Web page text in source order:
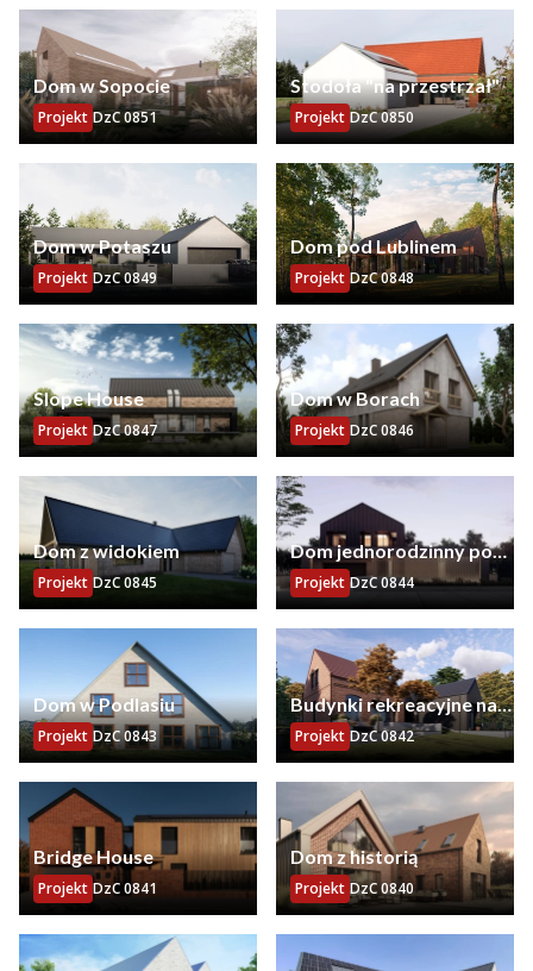
Dom w Sopocie
Projekt DzC 0851
Stodoła "na przestrzał"
Projekt DzC 0850
Dom w Potaszu
Projekt DzC 0849
Dom pod Lublinem
Projekt DzC 0848
Slope House
Projekt DzC 0847
Dom w Borach
Projekt DzC 0846
Dom z widokiem
Projekt DzC 0845
Dom jednorodzinny pod
Wrocławiem
Projekt DzC 0844
Dom w Podlasiu
Projekt DzC 0843
Budynki rekreacyjne nad
jeziorem Trupel
Projekt DzC 0842
Bridge House
Projekt DzC 0841
Dom z historią
Projekt DzC 0840